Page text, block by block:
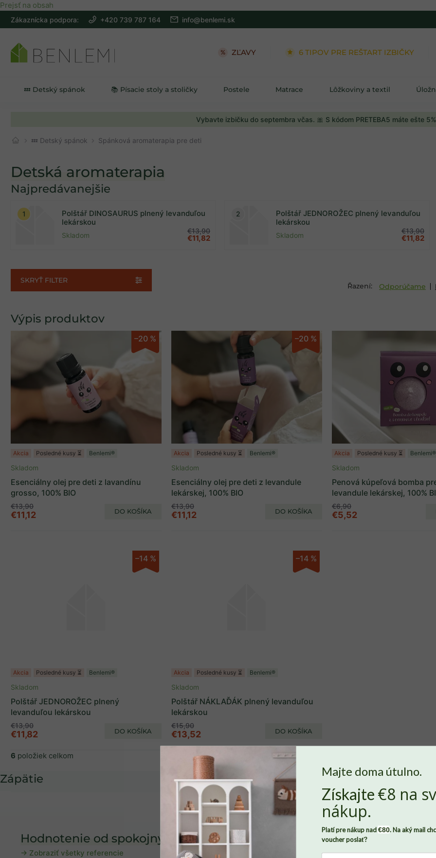
Nech sa v Benlemi cítite ako doma , potrebujeme od vás súhlas so
súbormicookies
. Len vďaka nim môžeme zaznamenávať, ako sa
vám u nás páči a dokážeme domov Benlemi neustále zveľaďovať.
Všetky údaje budú pod našou strechu v úplnom bezpečí. Svoj
súhlas môžete zároveň kedykoľvek odvolať, stačí nám napísať.
Viac o tom, ako chránime vaše osobné údaje, nájdete
Prejsť na obsah
Vybavte izbičku do septembra včas. 🎀 S kódom PRETEBA5 máte ešte
Zákaznícka podpora: +420 739 787 164 info@benlemi.sk
ZĽAVY 6 TIPOV PRE REŠTART IZBIČKY
💤 Detský spánok 📚 Písacie stoly a stoličky Postele Matrace Lôžkoviny a textil
💤 Detský spánok Spánková aromaterapia pre deti
Na sklade
Detská aromaterapia
Najpredávanejšie
Polštář DINOSAURUS plnený levanduľou
lekárskou
Skladom
€13,90
€11,82
Polštář JEDNOROŽEC plnený levanduľou
lekárskou
Skladom
€13,90
€11,82
SKRYŤ FILTER
Odporúčame
Výpis produktov
–20 %
Akcia Posledné kusy ⏳ Benlemi®
Esenciálny olej pre deti z lavandínu
grosso, 100% BIO
Skladom
€13,90
€11,12 DO KOŠÍKA
–20 %
Akcia Posledné kusy ⏳ Benlemi®
Esenciálny olej pre deti z levandule
lekárskej, 100% BIO
Skladom
€13,90
€11,12 DO KOŠÍKA
Akcia Posledné kusy ⏳ Benlemi®
Penová kúpeľová bomba
levandule lekárskej, 100%
Skladom
€6,90
€5,52
–14 %
Akcia Posledné kusy ⏳ Benlemi®
Polštář JEDNOROŽEC plnený
levanduľou lekárskou
Skladom
€13,90
€11,82 DO KOŠÍKA
–14 %
Akcia Posledné kusy ⏳ Benlemi®
Polštář NÁKLAĎÁK plnený levanduľou
lekárskou
Skladom
€15,90
€13,52 DO KOŠÍKA
6 položiek celkom
Zápätie
Hodnotenie od spokojných rodičov a detí
→ Zobraziť všetky referencie
Majte doma útulno.
Získajte €8 na
nákup.
Platí pre nákup nad€80. Na aký mail
voucher poslať?